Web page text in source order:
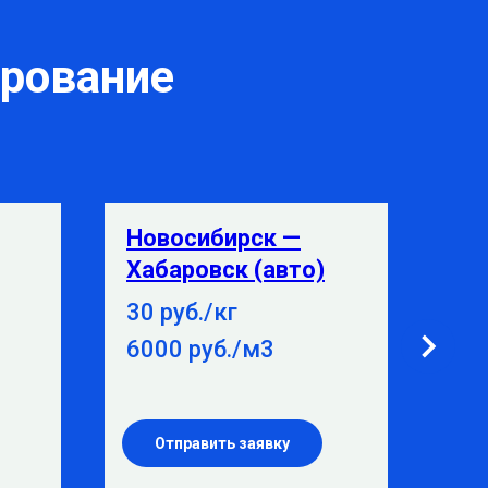
Новосибирск —
Хабаровск (авто)
30 руб./кг
6000 руб./м3
Отправить заявку